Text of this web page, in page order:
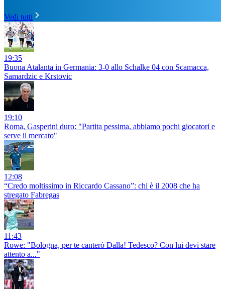
Vedi tutti
19:35
Buona Atalanta in Germania: 3-0 allo Schalke 04 con Scamacca,
Samardzic e Krstovic
19:10
Roma, Gasperini duro: "Partita pessima, abbiamo pochi giocatori e
serve il mercato"
12:08
“Credo moltissimo in Riccardo Cassano”: chi è il 2008 che ha
stregato Fabregas
11:43
Rowe: "Bologna, per te canterò Dalla! Tedesco? Con lui devi stare
attento a..."